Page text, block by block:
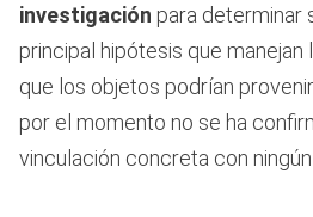
investigación para determinar
principal hipótesis que
que los objetos podrían
por el momento no se ha
vinculación concreta con